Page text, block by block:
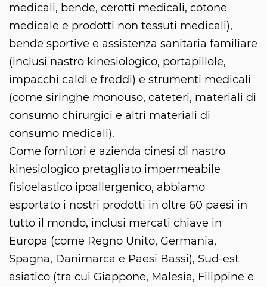
medicali, bende, cerotti medicali, cotone
medicale e prodotti non tessuti medicali),
bende sportive e assistenza sanitaria familiare
(inclusi nastro kinesiologico, portapillole,
impacchi caldi e freddi) e strumenti medicali
(come siringhe monouso, cateteri, materiali di
consumo chirurgici e altri materiali di
consumo medicali).
Come fornitori e azienda cinesi di nastro
kinesiologico pretagliato impermeabile
fisioelastico ipoallergenico, abbiamo
esportato i nostri prodotti in oltre 60 paesi in
tutto il mondo, inclusi mercati chiave in
Europa (come Regno Unito, Germania,
Spagna, Danimarca e Paesi Bassi), Sud-est
asiatico (tra cui Giappone, Malesia, Filippine e